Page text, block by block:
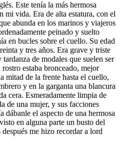
Este tenía la más hermosa
mi vida. Era de alta estatura, con el
abunda en los marinos y viajeros
peinado y suelto
en bucles sobre el cuello. Su edad
y tres años. Era grave y triste
de modales que suelen ser
estaba bronceado, mejor
mitad de la frente hasta el cuello,
y en la garganta una blancura
cera. Esmeradamente limpia de
de una mujer, y sus facciones
el aspecto de una hermosa
en alguna parte un busto del
me hizo recordar a lord